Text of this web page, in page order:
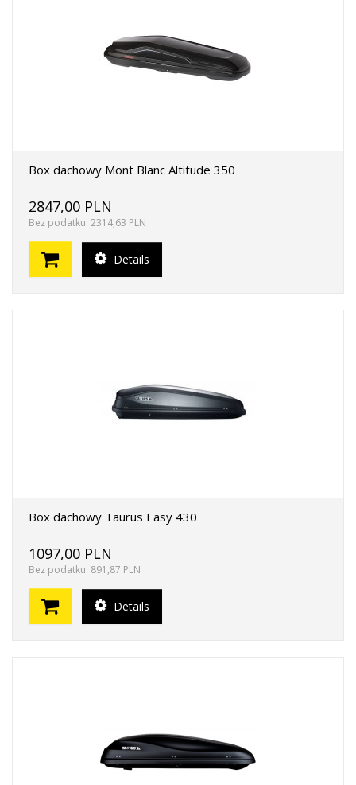
Box dachowy Mont Blanc Altitude 350
2847,00 PLN
Bez podatku: 2314,63 PLN
Details
Box dachowy Taurus Easy 430
1097,00 PLN
Bez podatku: 891,87 PLN
Details